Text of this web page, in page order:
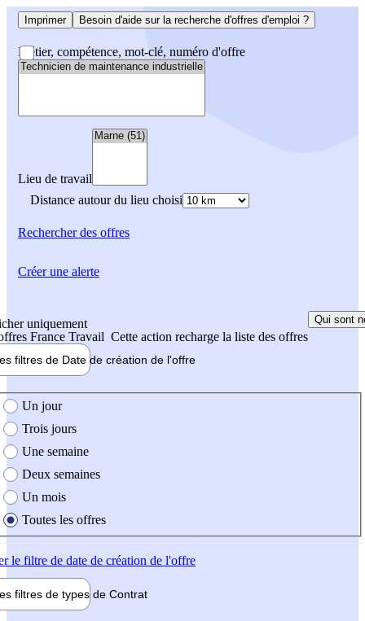
Imprimer Besoin d'aide sur la recherche d'offres d'emploi ?
Métier, compétence, mot-clé, numéro d'offre
Lieu de travail
Distance autour du lieu choisi
Rechercherdes offres
uniquement
France Travail Cette action recharge la liste des offres
Qui sont
filtres de Date de création de l'offre
création de l'offre
Un jour
Trois jours
Une semaine
Deux semaines
Un mois
Toutes les offres
le filtre de date de création de l'offre
filtres de types de Contrat
Créer une alerte